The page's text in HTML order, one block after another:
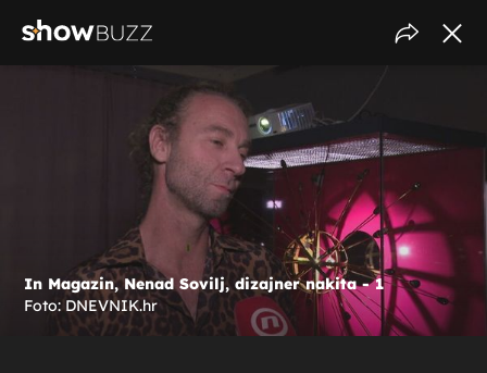
In Magazin, Nenad Sovilj, dizajner nakita - 1
Foto: DNEVNIK.hr